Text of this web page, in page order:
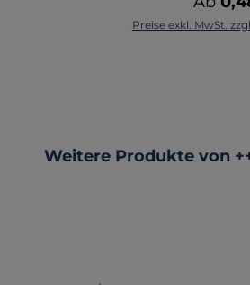
Preise exkl. MwSt.
Produktgalerie überspringen
Weitere Produkte von